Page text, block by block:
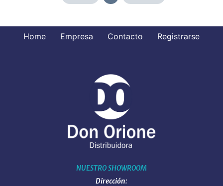
Home Empresa Contacto Registrarse
NUESTRO SHOWROOM
Dirección: